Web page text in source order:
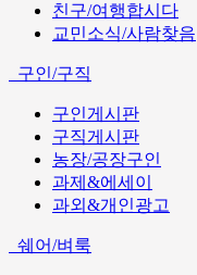
친구/여행합시다
교민소식/사람찾음
구인/구직
구인게시판
구직게시판
농장/공장구인
과제&에세이
과외&개인광고
쉐어/벼룩